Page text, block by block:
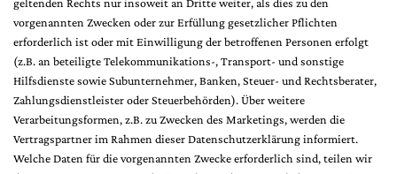
vorgenannten Zwecken oder zur Erfüllung gesetzlicher Pflichten
erforderlich ist oder mit Einwilligung der betroffenen Personen erfolgt
(z.B. an beteiligte Telekommunikations-, Transport- und sonstige
Hilfsdienste sowie Subunternehmer, Banken, Steuer- und Rechtsberater,
Zahlungsdienstleister oder Steuerbehörden). Über weitere
Verarbeitungsformen, z.B. zu Zwecken des Marketings, werden die
Vertragspartner im Rahmen dieser Datenschutzerklärung informiert.
Welche Daten für die vorgenannten Zwecke erforderlich sind, teilen wir